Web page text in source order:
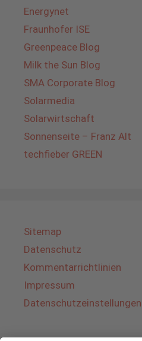
Energynet
Fraunhofer ISE
Greenpeace Blog
Milk the Sun Blog
SMA Corporate Blog
Solarmedia
Solarwirtschaft
Sonnenseite – Franz Alt
techfieber GREEN
Sitemap
Datenschutz
Kommentarrichtlinien
Impressum
Datenschutzeinstellungen